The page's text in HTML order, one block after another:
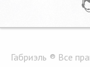
Габриэль ® Все